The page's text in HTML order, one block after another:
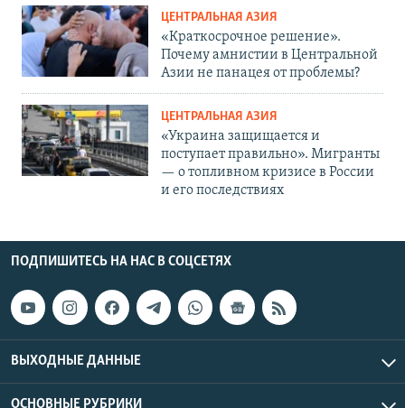
ЦЕНТРАЛЬНАЯ АЗИЯ
«Краткосрочное решение».
Почему амнистии в Центральной
Азии не панацея от проблемы?
ЦЕНТРАЛЬНАЯ АЗИЯ
«Украина защищается и
поступает правильно». Мигранты
— о топливном кризисе в России
и его последствиях
ПОДПИШИТЕСЬ НА НАС В СОЦСЕТЯХ
ВЫХОДНЫЕ ДАННЫЕ
ОСНОВНЫЕ РУБРИКИ